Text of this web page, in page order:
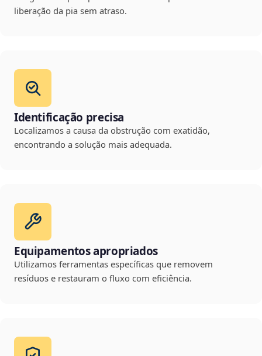
liberação da pia sem atraso.
Identificação precisa
Localizamos a causa da obstrução com exatidão,
encontrando a solução mais adequada.
Equipamentos apropriados
Utilizamos ferramentas específicas que removem
resíduos e restauram o fluxo com eficiência.